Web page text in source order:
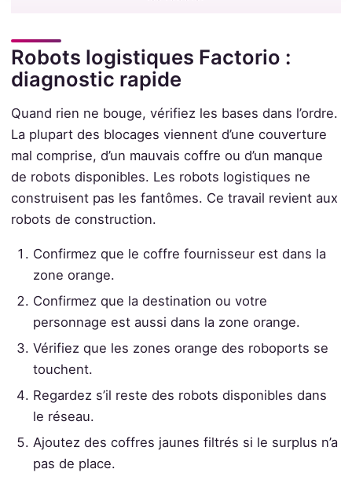
Robots logistiques Factorio :
diagnostic rapide
Quand rien ne bouge, vérifiez les bases dans l’ordre.
La plupart des blocages viennent d’une couverture
mal comprise, d’un mauvais coffre ou d’un manque
de robots disponibles. Les robots logistiques ne
construisent pas les fantômes. Ce travail revient aux
robots de construction.
Confirmez que le coffre fournisseur est dans la
zone orange.
Confirmez que la destination ou votre
personnage est aussi dans la zone orange.
Vérifiez que les zones orange des roboports se
touchent.
Regardez s’il reste des robots disponibles dans
le réseau.
Ajoutez des coffres jaunes filtrés si le surplus n’a
pas de place.